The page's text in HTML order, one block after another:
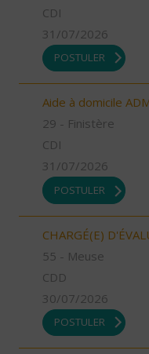
CDI
31/07/2026
POSTULER
Aide à domicile
29 - Finistère
CDI
31/07/2026
POSTULER
CHARGÉ(E)
55 - Meuse
CDD
30/07/2026
POSTULER